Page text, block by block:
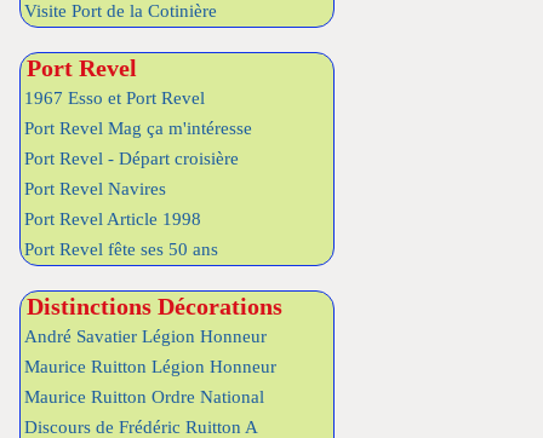
Visite Port de la Cotinière
Port Revel
1967 Esso et Port Revel
Port Revel Mag ça m'intéresse
Port Revel - Départ croisière
Port Revel Navires
Port Revel Article 1998
Port Revel fête ses 50 ans
Distinctions Décorations
André Savatier Légion Honneur
Maurice Ruitton Légion Honneur
Maurice Ruitton Ordre National
Discours de Frédéric Ruitton A